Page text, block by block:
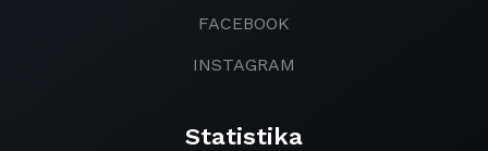
FACEBOOK
INSTAGRAM
Statistika